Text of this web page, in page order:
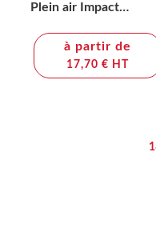
Plein air Impact
à partir de
17,70 € HT